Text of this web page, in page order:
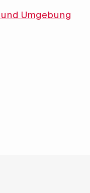
Umgebung